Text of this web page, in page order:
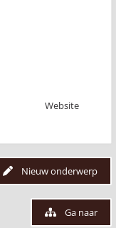
Website
Nieuw onderwerp
Ga naar